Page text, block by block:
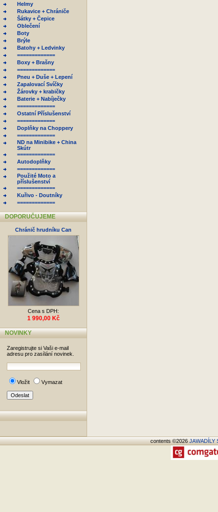
Helmy
Rukavice + Chrániče
Šátky + Čepice
Oblečení
Boty
Brýle
Batohy + Ledvinky
=============
Boxy + Brašny
=============
Pneu + Duše + Lepení
Zapalovací Svíčky
Žárovky + krabičky
Baterie + Nabíječky
=============
Ostatní Příslušenství
=============
Doplňky na Choppery
=============
ND na Minibike + China
Skútr
=============
Autodoplňky
=============
Použité Moto a
příslušenství
=============
Kuřivo - Doutníky
=============
DOPORUČUJEME
Chránič hrudníku Can
Cena s DPH:
1 990,00 Kč
NOVINKY
Zaregistrujte si Vaši e-mail
adresu pro zasílání novinek.
Vložit Vymazat
contents ©2026JAWADÍLY